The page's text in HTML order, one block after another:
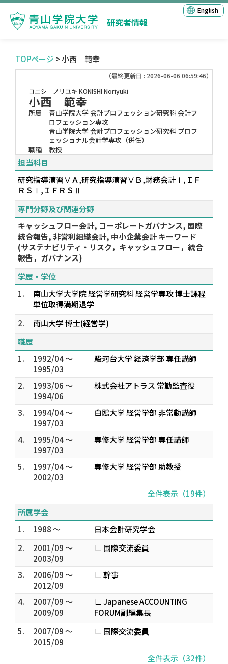
研究者情報
English
TOPページ > 小西 範幸
（最終更新日 : 2026-06-06 06:59:46）
コニシ ノリユキ KONISHI Noriyuki
小西 範幸
所属
青山学院大学 会計プロフェッション研究科 会計プ
ロフェッション専攻
青山学院大学 会計プロフェッション研究科 プロフ
ェッショナル会計学専攻（併任）
職種
教授
担当科目
研究指導演習ⅤＡ,研究指導演習ⅤＢ,財務会計Ⅰ,ＩＦ
ＲＳⅠ,ＩＦＲＳⅡ
専門分野及び関連分野
キャッシュフロー会計, コーポレートガバナンス, 国際
統合報告, 非営利組織会計, 中小企業会計 キーワード
(サステナビリティ・リスク，キャッシュフロー，統合
報告，ガバナンス)
学歴・学位
1.
南山大学大学院 経営学研究科 経営学専攻 博士課程
単位取得満期退学
2.
南山大学 博士(経営学)
職歴
1.
1992/04 ～
1995/03
駿河台大学 経済学部 専任講師
2.
1993/06 ～
1994/06
株式会社アトラス 常勤監査役
3.
1994/04 ～
1997/03
白鴎大学 経営学部 非常勤講師
4.
1995/04 ～
1997/03
専修大学 経営学部 専任講師
5.
1997/04 ～
2002/03
専修大学 経営学部 助教授
全件表示（19件）
所属学会
1.
1988 ～
日本会計研究学会
2.
2001/09 ～
2003/09
∟ 国際交流委員
3.
2006/09 ～
2012/09
∟ 幹事
4.
2007/09 ～
2009/09
∟ Japanese ACCOUNTING
FORUM副編集長
5.
2007/09 ～
2015/09
∟ 国際交流委員
全件表示（32件）